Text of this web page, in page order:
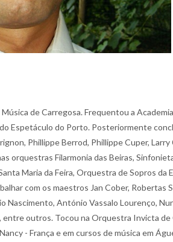
de Carregosa. Frequentou a
Espetáculo do Porto. Posteriormente
Phillippe Berrod, Phillippe Cuper,
orquestras Filarmonia das Beiras,
Maria da Feira, Orquestra de Sopros
com os maestros Jan Cober, Robertas
Nascimento, António Vassalo Lourenço,
entre outros. Tocou na Orquestra Invicta
- França e em cursos de música em